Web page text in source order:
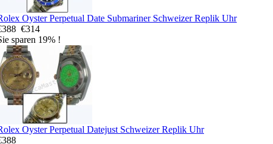
Oyster Perpetual Date Submariner Schweizer Replik Uhr
€314
sparen 19% !
Oyster Perpetual Datejust Schweizer Replik Uhr